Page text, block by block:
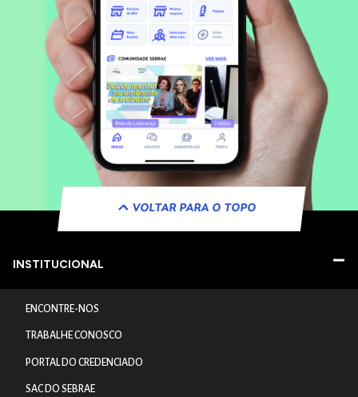
VOLTAR PARA O TOPO
INSTITUCIONAL
ENCONTRE-NOS
TRABALHE CONOSCO
PORTAL DO CREDENCIADO
SAC DO SEBRAE